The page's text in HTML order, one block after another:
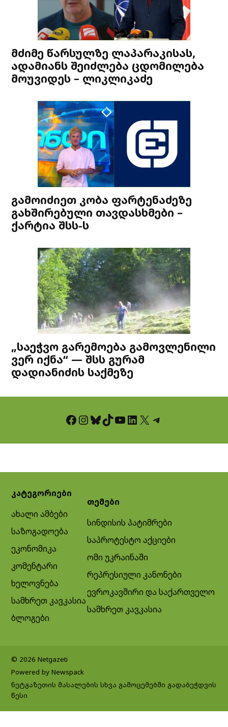
მძიმე წარსულზე ლაპარაკისას,
ადამიანს შეიძლება ცდომილება
მოუვიდეს – ლიკლიკაძე
გამოიძიეთ კობა ფარტენაძეზე
გახშირებული თავდასხმები –
ქარტია შსს-ს
„საეჭვო გარემოება გამოვლენილი
ვერ იქნა“ — შსს გურამ
დადიანიძის საქმეზე
Facebook InstagramBluesky TikTok YouTube LinkedIn X Telegram
კატეგორიები
ახალი ამბები
საზოგადოება
ეკონომიკა
კომენტარი
ხელოვნება
სამხრეთ კავკასია
ბლოგები
თემები
სინდისის პატიმრები
საპროტესტო აქციები
ომი უკრაინაში
რეპრესიული კანონები
ევროკავშირი და საქართველო
სამხრეთ კავკასია
© 2026 Netgazeti
Powered by Newspack
ნეტგაზეთის მასალების სხვა გამოცემებში გადაბეჭდვის
წესი